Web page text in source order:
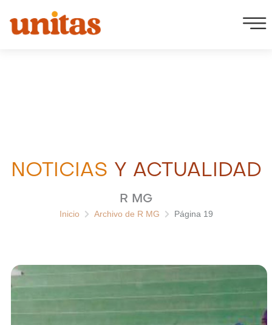
contenido
NOTICIAS Y ACTUALIDAD
R MG
Inicio Archivo de R MG Página 19